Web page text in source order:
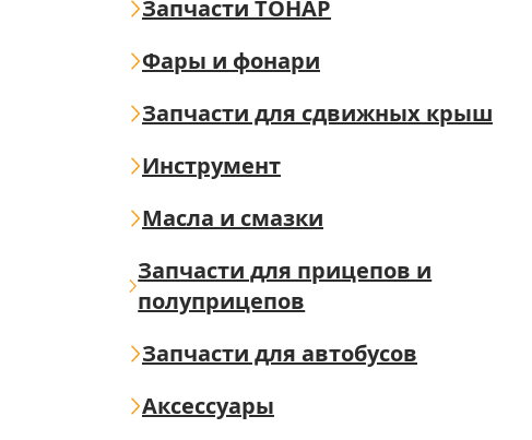
Запчасти ТОНАР
Фары и фонари
Запчасти для сдвижных крыш
Инструмент
Масла и смазки
Запчасти для прицепов и
полуприцепов
Запчасти для автобусов
Аксессуары